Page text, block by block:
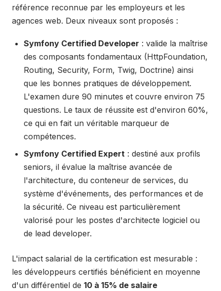
référence reconnue par les employeurs et les
agences web. Deux niveaux sont proposés :
Symfony Certified Developer : valide la maîtrise
des composants fondamentaux (HttpFoundation,
Routing, Security, Form, Twig, Doctrine) ainsi
que les bonnes pratiques de développement.
L'examen dure 90 minutes et couvre environ 75
questions. Le taux de réussite est d'environ 60%,
ce qui en fait un véritable marqueur de
compétences.
Symfony Certified Expert : destiné aux profils
seniors, il évalue la maîtrise avancée de
l'architecture, du conteneur de services, du
système d'événements, des performances et de
la sécurité. Ce niveau est particulièrement
valorisé pour les postes d'architecte logiciel ou
de lead developer.
L'impact salarial de la certification est mesurable :
les développeurs certifiés bénéficient en moyenne
d'un différentiel de 10 à 15% de salaire